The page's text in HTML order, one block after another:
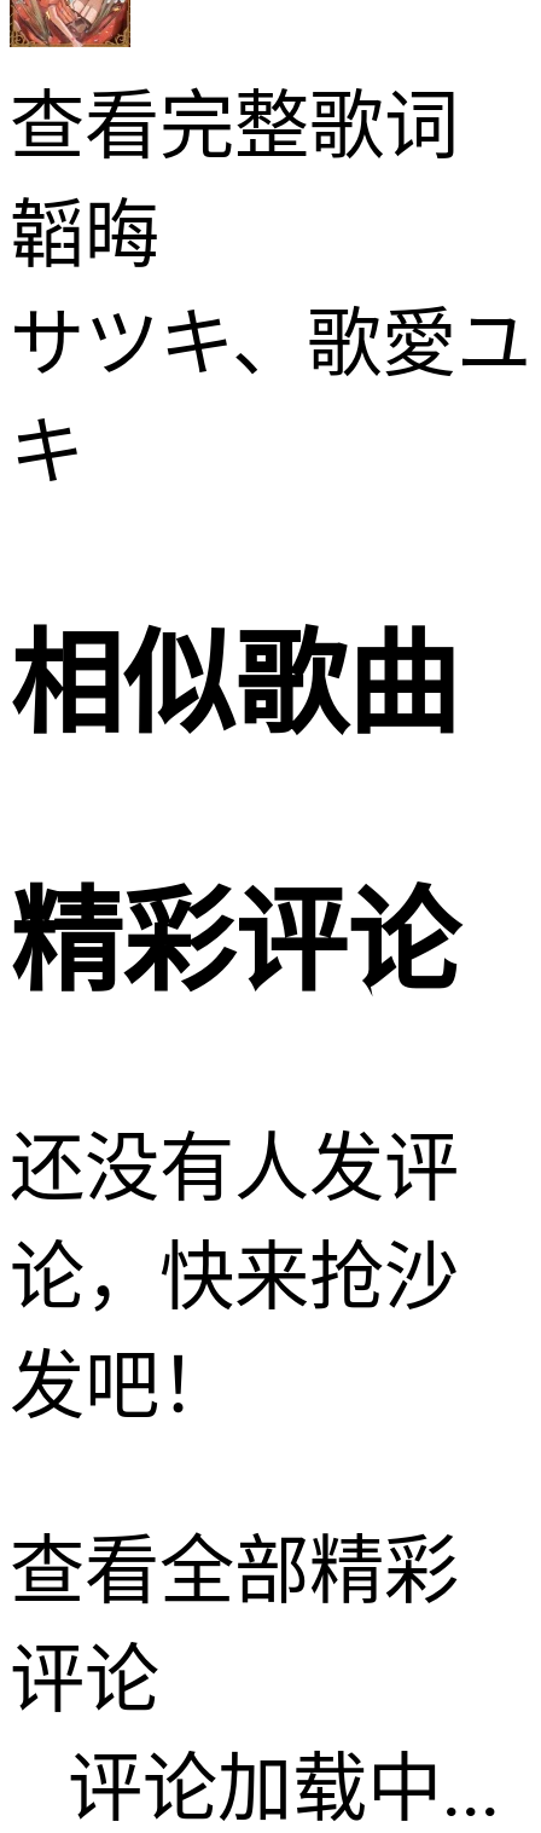
查看完整歌词
韜晦
サツキ、歌愛ユ
キ
相似歌曲
精彩评论
还没有人发评
论，快来抢沙
发吧！
查看全部精彩
评论
评论加载中...